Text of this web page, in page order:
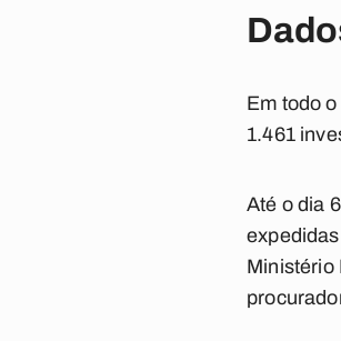
Em todo
1.461
Até o dia
Ministério